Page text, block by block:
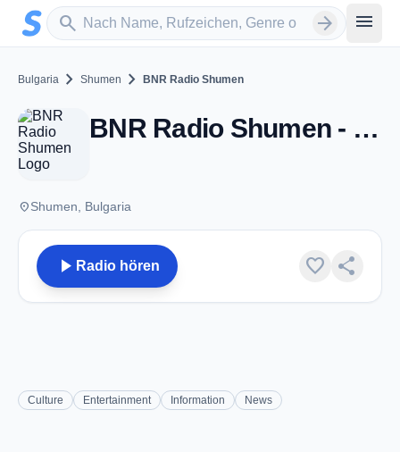
Zum Hauptinhalt springen
search
Sender suchen arrow_forward menu
Bulgaria chevron_right Shumen chevron_right BNR Radio Shumen
BNR Radio Shumen - FM 87.6 - Shumen
placeShumen, Bulgaria
play_arrow Radio hören favorite share
Culture Entertainment Information News